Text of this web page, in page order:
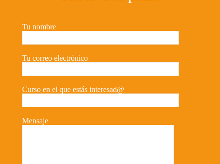
Tu nombre
Tu correo electrónico
Curso en el que estás interesad@
Mensaje